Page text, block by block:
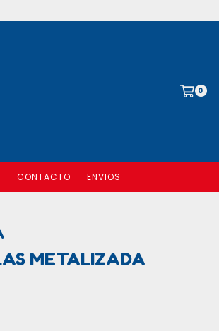
0
CONTACTO ENVIOS
METALIZADA